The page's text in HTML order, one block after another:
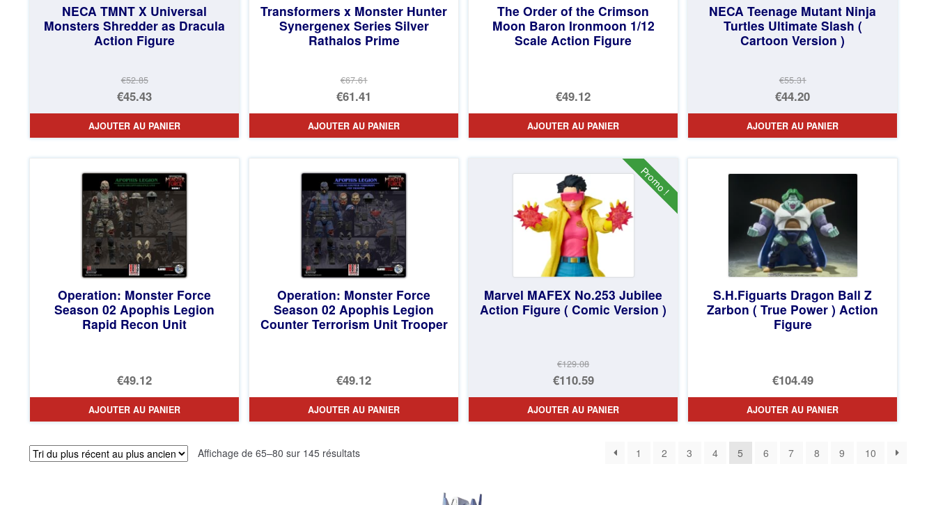
NECA TMNT X Universal
Monsters Shredder as Dracula
Action Figure
€52.85
Le
prix
initial
€52.85.
€45.43
Le
prix
est :
€45.43.
AJOUTER AU PANIER
Transformers x Monster Hunter
Synergenex Series Silver
Rathalos Prime
€67.61
Le
prix
initial
€67.61.
€61.41
Le
prix
est :
€61.41.
AJOUTER AU PANIER
The Order of the Crimson
Moon Baron Ironmoon 1/12
Scale Action Figure
€49.12
AJOUTER AU PANIER
NECA Teenage Mutant Ninja
Turtles Ultimate Slash (
Cartoon Version )
€55.31
Le
prix
initial
€55.31.
€44.20
Le
prix
est :
€44.20.
AJOUTER AU PANIER
Operation: Monster Force
Season 02 Apophis Legion
Rapid Recon Unit
€49.12
AJOUTER AU PANIER
Operation: Monster Force
Season 02 Apophis Legion
Counter Terrorism Unit Trooper
€49.12
AJOUTER AU PANIER
Promo !
Marvel MAFEX No.253 Jubilee
Action Figure ( Comic Version )
€129.08
Le
prix
initial
€129.08.
€110.59
Le
prix
AJOUTER AU PANIER
S.H.Figuarts Dragon Ball Z
Zarbon ( True Power ) Action
Figure
€104.49
AJOUTER AU PANIER
Affichage de 65–80 sur 145 résultatsTrié
1 2 3 4 5 6 7 8 9 10